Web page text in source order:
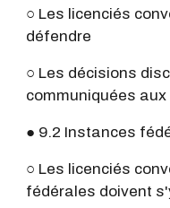
○ Les licenciés
défendre
○ Les décisions
communiquées
● 9.2 Instances
○ Les licenciés
fédérales doivent